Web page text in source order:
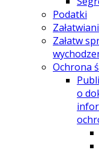
Podatki
Załatw
Ochrona
o